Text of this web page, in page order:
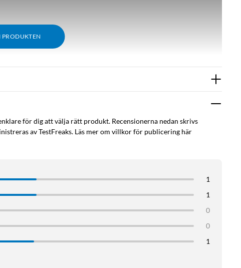
PRODUKTEN
då den lätt får plats i en väska eller på ett skrivbord
gör det snabbt och enkelt att komma igång
för dig att välja rätt produkt. Recensionerna nedan skrivs
av TestFreaks. Läs mer om villkor för publicering här
1
1
0
0
1